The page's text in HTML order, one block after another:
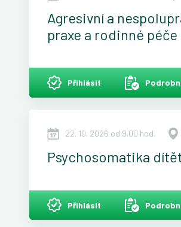
Agresivní a
praxe a rodinné
Přihlásit
22. 10. 2026 od 9.00 hod.
Psychosomatika
Přihlásit